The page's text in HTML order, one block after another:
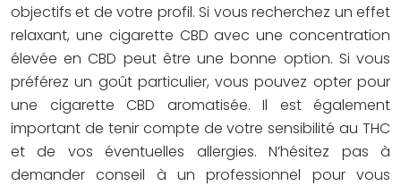
objectifs et de votre profil. Si vous recherchez un effet
relaxant, une cigarette CBD avec une concentration
élevée en CBD peut être une bonne option. Si vous
préférez un goût particulier, vous pouvez opter pour
une cigarette CBD aromatisée. Il est également
important de tenir compte de votre sensibilité au THC
et de vos éventuelles allergies. N’hésitez pas à
demander conseil à un professionnel pour vous